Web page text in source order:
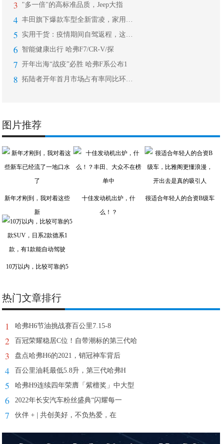
3 "多一倍"的高标准品质，Jeep大指
4
5
6 智能健康出行 哈弗F7/CR-V/探
7 开年出海“战疫”必胜 哈弗F系公布1
8
图片推荐
新年才刚到，我对着这些
新
十佳发动机出炉，什
么！？
很适合年轻人的合资B级车
10万以内，比较可靠的5
热门文章排行
1 哈弗H6节油挑战赛百公里7.15-8
2 百冠荣耀稳居C位！自带潮标的第三代哈
3 盘点哈弗H6的2021，销冠神车背后
4 百公里油耗最低5.8升，第三代哈弗H
5 哈弗H9连续四年荣膺「紫檀奖」中大型
6 2022年长安汽车粉丝盛典“闪耀每一
7 伙伴 + | 共创美好，不负热爱，在